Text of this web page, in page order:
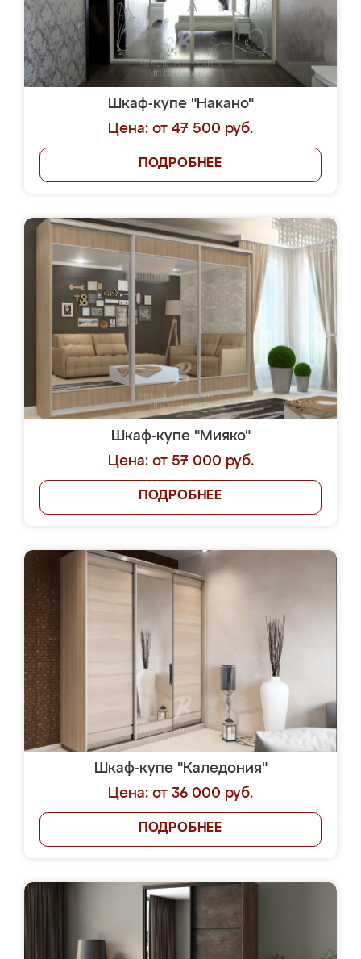
Шкаф-купе "Накано"
Цена: от 47 500 руб.
ПОДРОБНЕЕ
Шкаф-купе "Мияко"
Цена: от 57 000 руб.
ПОДРОБНЕЕ
Шкаф-купе "Каледония"
Цена: от 36 000 руб.
ПОДРОБНЕЕ